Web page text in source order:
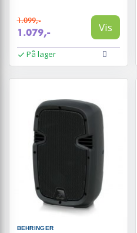
1.099,-
1.079,- Vis
På lager
BEHRINGER